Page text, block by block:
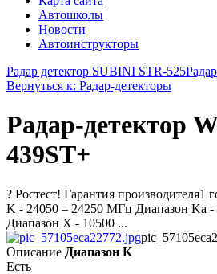
Автошколы
Новости
Автоинструкторы
Радар детектор SUBINI STR-525
Вернуться к: Радар-детекторы
Радар-детектор
439ST+
? Ростест! Гарантия
K - 24050 – 24250 МГц Диапазон Ka
Диапазон X - 10500 ...
Описание Диапазон K
Есть